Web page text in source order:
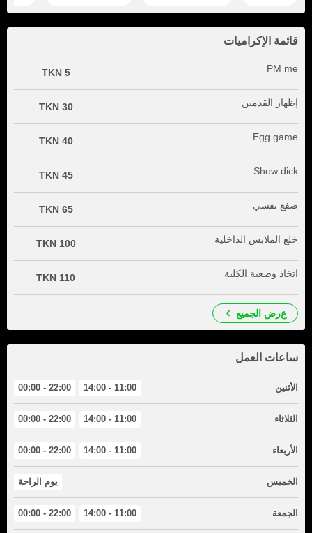
قائمة الإكراميات
PM me
5 TKN
إظهار القدمين 30 TKN
Egg game
40 TKN
Show dick
45 TKN
صفع نفسي 65 TKN
خلع الملابس الداخلية 100 TKN
اتخاذ وضعية الكلبة 110 TKN
عرض الجميع
ساعات العمل
الأثنين 11:00 - 14:00
22:00 - 00:00
الثلاثاء 11:00 - 14:00
22:00 - 00:00
الأربعاء 11:00 - 14:00
22:00 - 00:00
الخميس يوم الراحة
الجمعة 11:00 - 14:00
22:00 - 00:00